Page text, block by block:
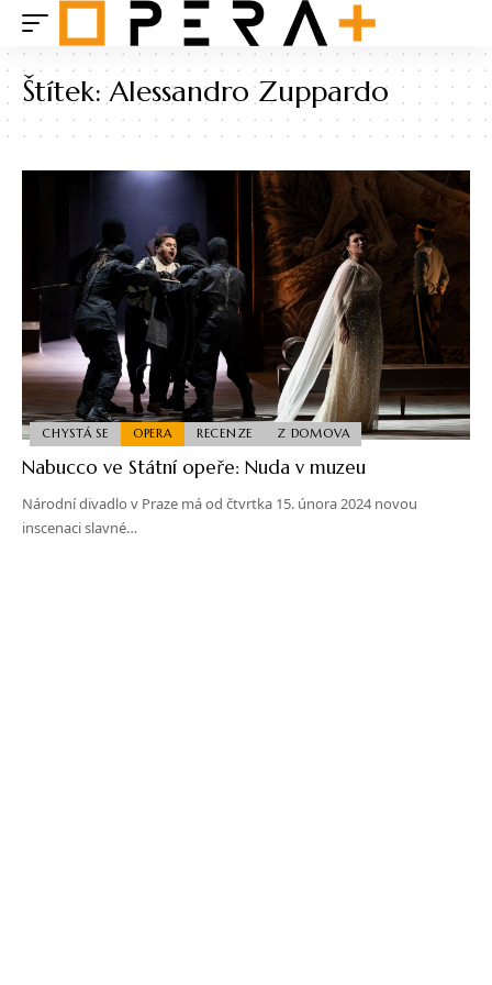
Štítek:Alessandro Zuppardo
CHYSTÁ SE OPERA RECENZE Z DOMOVA
Nabucco ve Státní opeře: Nuda v muzeu
Národní divadlo v Praze má od čtvrtka 15. února 2024 novou
inscenaci slavné…